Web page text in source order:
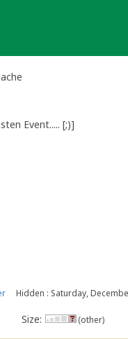
Event..... [;)]
Hidden : Saturday,
Size: (other)